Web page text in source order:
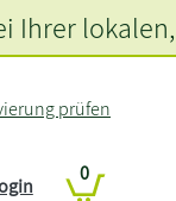
prüfen
0
Ihrer lokalen